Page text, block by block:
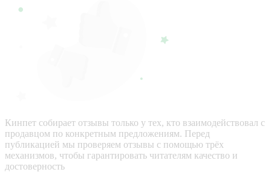
Кинпет собирает отзывы только у тех, кто взаимодействовал с
продавцом по конкретным предложениям. Перед
публикацией мы проверяем отзывы с помощью трёх
механизмов, чтобы гарантировать читателям качество и
достоверность